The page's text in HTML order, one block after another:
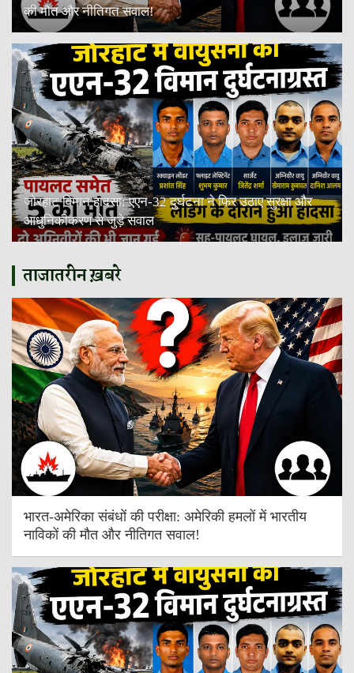
की मौत और नीतिगत सवाल!
जोरहाट विमान हादसा: एएन-32 दुर्घटना ने फिर उठाए सुरक्षा और
आधुनिकीकरण से जुड़े सवाल
ताजातरीन ख़बरे
भारत-अमेरिका संबंधों की परीक्षा: अमेरिकी हमलों में भारतीय
नाविकों की मौत और नीतिगत सवाल!